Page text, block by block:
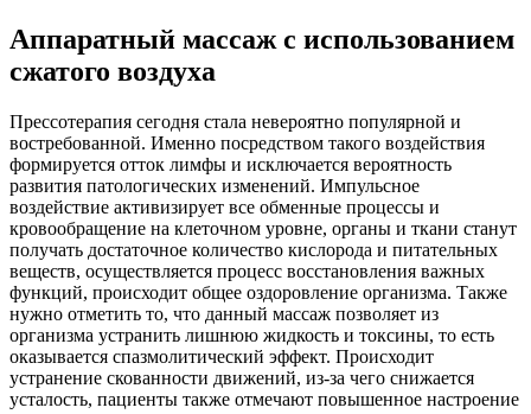
Аппаратный массаж с использованием
сжатого воздуха
Прессотерапия сегодня стала невероятно популярной и
востребованной. Именно посредством такого воздействия
формируется отток лимфы и исключается вероятность
развития патологических изменений. Импульсное
воздействие активизирует все обменные процессы и
кровообращение на клеточном уровне, органы и ткани станут
получать достаточное количество кислорода и питательных
веществ, осуществляется процесс восстановления важных
функций, происходит общее оздоровление организма. Также
нужно отметить то, что данный массаж позволяет из
организма устранить лишнюю жидкость и токсины, то есть
оказывается спазмолитический эффект. Происходит
устранение скованности движений, из-за чего снижается
усталость, пациенты также отмечают повышенное настроение